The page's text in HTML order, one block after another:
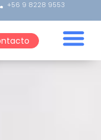
+56 9 8228 9553